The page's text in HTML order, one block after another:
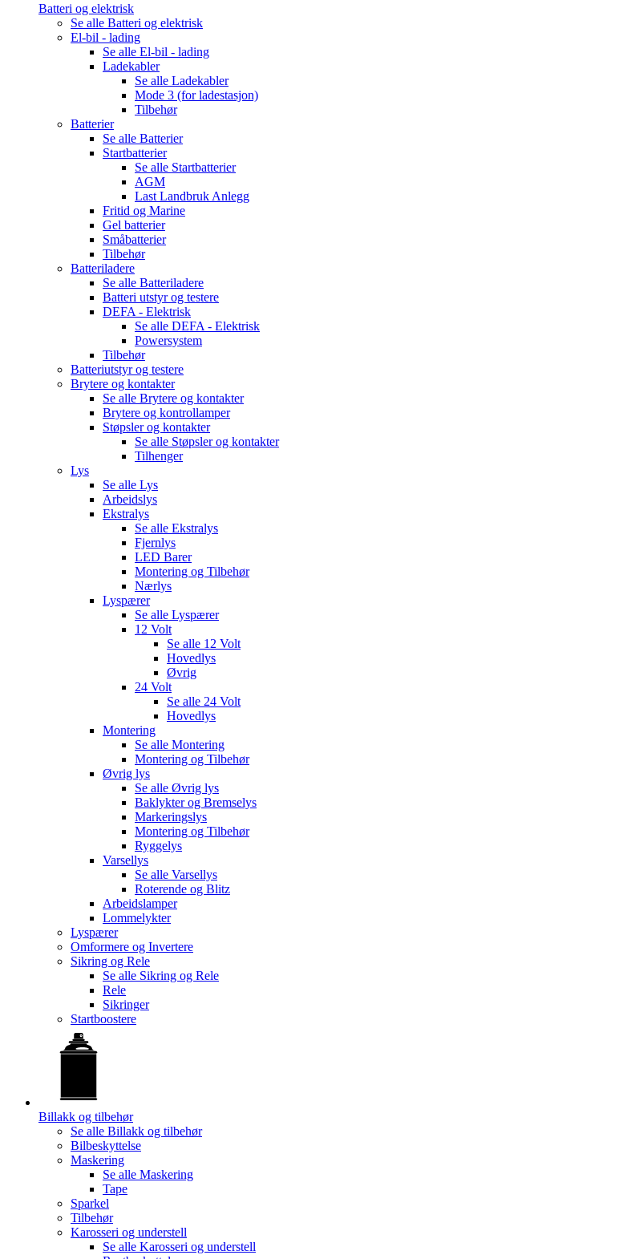
Batteri og elektrisk
Se alle Batteri og elektrisk
El-bil - lading
Se alle El-bil - lading
Ladekabler
Se alle Ladekabler
Mode 3 (for ladestasjon)
Tilbehør
Batterier
Se alle Batterier
Startbatterier
Se alle Startbatterier
AGM
Last Landbruk Anlegg
Fritid og Marine
Gel batterier
Småbatterier
Tilbehør
Batteriladere
Se alle Batteriladere
Batteri utstyr og testere
DEFA - Elektrisk
Se alle DEFA - Elektrisk
Powersystem
Tilbehør
Batteriutstyr og testere
Brytere og kontakter
Se alle Brytere og kontakter
Brytere og kontrollamper
Støpsler og kontakter
Se alle Støpsler og kontakter
Tilhenger
Lys
Se alle Lys
Arbeidslys
Ekstralys
Se alle Ekstralys
Fjernlys
LED Barer
Montering og Tilbehør
Nærlys
Lyspærer
Se alle Lyspærer
12 Volt
Se alle 12 Volt
Hovedlys
Øvrig
24 Volt
Se alle 24 Volt
Hovedlys
Montering
Se alle Montering
Montering og Tilbehør
Øvrig lys
Se alle Øvrig lys
Baklykter og Bremselys
Markeringslys
Montering og Tilbehør
Ryggelys
Varsellys
Se alle Varsellys
Roterende og Blitz
Arbeidslamper
Lommelykter
Lyspærer
Omformere og Invertere
Sikring og Rele
Se alle Sikring og Rele
Rele
Sikringer
Startboostere
Billakk og tilbehør
Se alle Billakk og tilbehør
Bilbeskyttelse
Maskering
Se alle Maskering
Tape
Sparkel
Tilbehør
Karosseri og understell
Se alle Karosseri og understell